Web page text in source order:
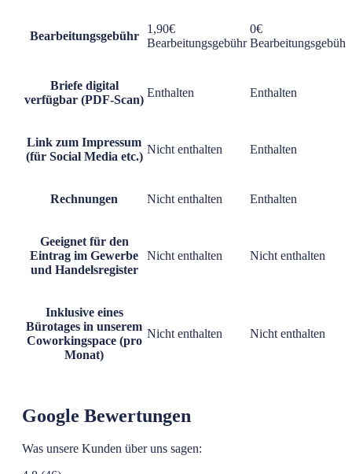
Bearbeitungsgebühr
1,90€
Bearbeitungsgebühr
0€
Bearbeitungsgebühr
Briefe digital
verfügbar (PDF-Scan)
Enthalten Enthalten
Link zum Impressum
(für Social Media etc.)
Nicht enthalten Enthalten
Rechnungen Nicht enthalten Enthalten
Geeignet für den
Eintrag im Gewerbe
und Handelsregister
Nicht enthalten Nicht enthalten
Inklusive eines
Bürotages in unserem
Coworkingspace (pro
Monat)
Nicht enthalten Nicht enthalten
Google Bewertungen
Was unsere Kunden über uns sagen: